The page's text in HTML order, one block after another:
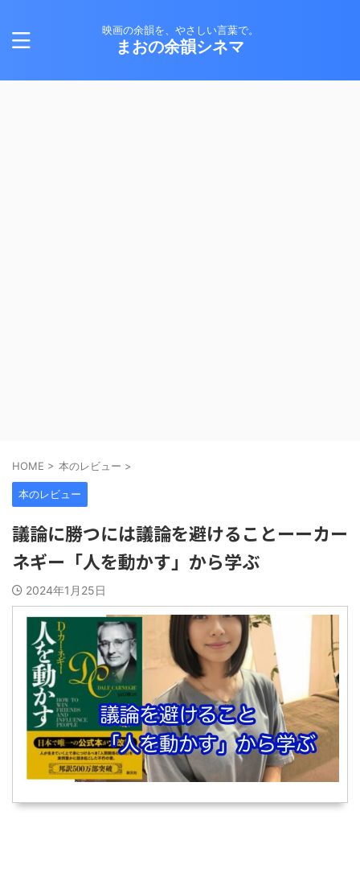
映画の余韻を、やさしい言葉で。
まおの余韻シネマ
HOME > 本のレビュー >
本のレビュー
議論に勝つには議論を避けることーーカー
ネギー「人を動かす」から学ぶ
2024年1月25日